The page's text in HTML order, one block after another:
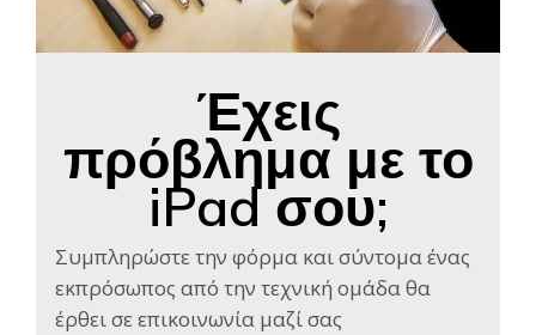
Έχεις
πρόβλημα με το
iPad σου;
Συμπληρώστε την φόρμα και σύντομα ένας
εκπρόσωπος από την τεχνική ομάδα θα
έρθει σε επικοινωνία μαζί σας​